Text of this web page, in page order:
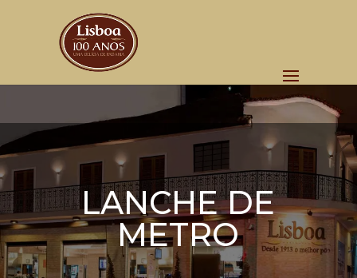
LANCHE DE
METRO